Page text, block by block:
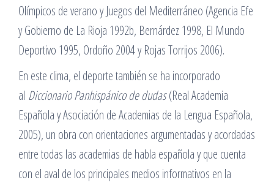
Olímpicos de verano y Juegos del Mediterráneo (Agencia Efe
y Gobierno de La Rioja 1992b, Bernárdez 1998, El Mundo
Deportivo 1995, Ordoño 2004 y Rojas Torrijos 2006).
En este clima, el deporte también se ha incorporado
al Diccionario Panhispánico de dudas(Real Academia
Española y Asociación de Academias de la Lengua Española,
2005), un obra con orientaciones argumentadas y acordadas
entre todas las academias de habla española y que cuenta
con el aval de los principales medios informativos en la